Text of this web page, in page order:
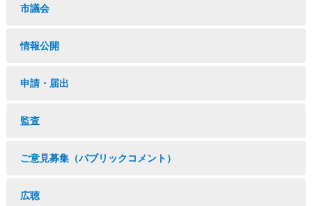
市議会
情報公開
申請・届出
監査
ご意見募集（パブリックコメント）
広聴